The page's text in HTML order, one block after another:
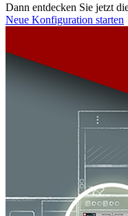
Dann entdecken Sie jetzt
Neue Konfiguration starten